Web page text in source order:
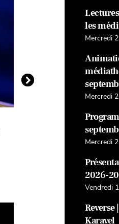
La Bajon –
Jeudi 26 novembre
les
Mercredi
Mercredi
Mercredi
2026-
Vendredi
Reverse
Karavel